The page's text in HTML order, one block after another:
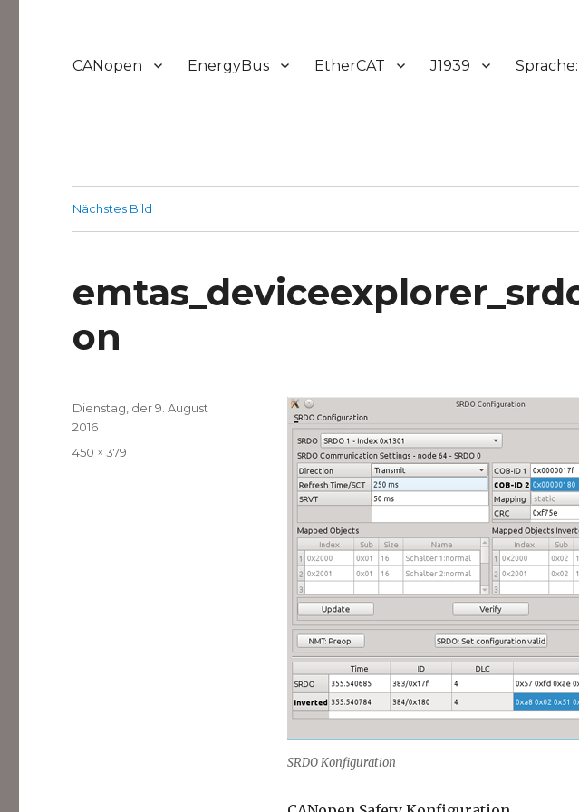
CANopen EnergyBus EtherCAT J1939
Nächstes Bild
on
SRDO Konfiguration
Veröffentlicht
am
Dienstag, der 9. August
2016
Volle
450 × 379